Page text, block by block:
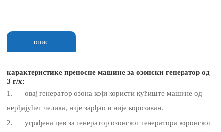
опис
карактеристике преносне машине за озонски генератор од
3 г/х:
1. овај генератор озона који користи кућиште машине од
нерђајућег челика, није зарђао и није корозиван.
2. уграђена цев за генератор озонског генератора коронског